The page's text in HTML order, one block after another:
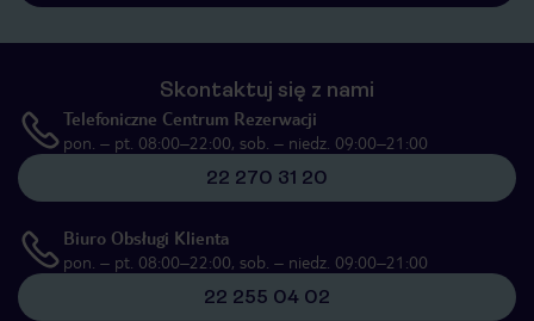
Skontaktuj się z nami
Telefoniczne Centrum Rezerwacji
pon. – pt. 08:00–22:00, sob. – niedz. 09:00–21:00
22 270 31 20
Biuro Obsługi Klienta
pon. – pt. 08:00–22:00, sob. – niedz. 09:00–21:00
22 255 04 02